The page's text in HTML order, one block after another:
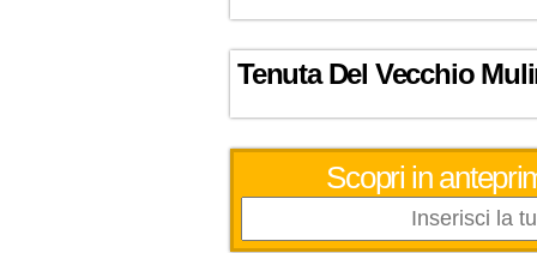
Tenuta Del Vecchio
Scopri in